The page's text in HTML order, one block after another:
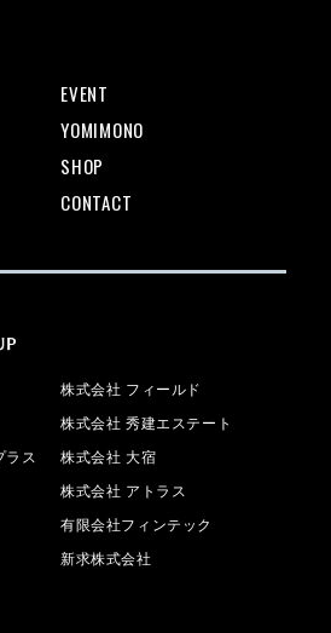
EVENT
YOMIMONO
SHOP
CONTACT
株式会社 フィールド
株式会社 秀建エステート
ス
株式会社 大宿
株式会社 アトラス
有限会社フィンテック
新求株式会社